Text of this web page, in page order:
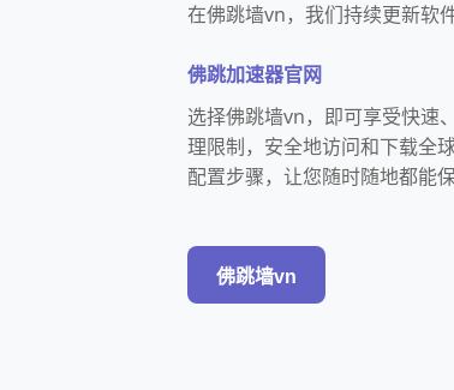
在佛跳墙vn，我们持续更新软
佛跳加速器官网
选择佛跳墙vn，即可享受快速
理限制，安全地访问和下载全
配置步骤，让您随时随地都能
佛跳墙vn